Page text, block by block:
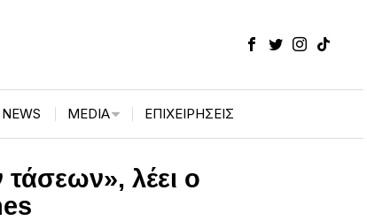
MEDIA ΕΠΙΧΕΙΡΉΣΕΙΣ
λέει ο